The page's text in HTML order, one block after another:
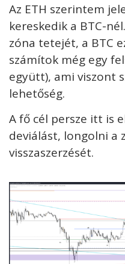
Az ETH szerintem
kereskedik a BTC-
zóna tetejét, a BTC
számítok még egy
együtt), ami viszont
lehetőség.
A fő cél persze itt is
deviálást, longolni a
visszaszerzését.